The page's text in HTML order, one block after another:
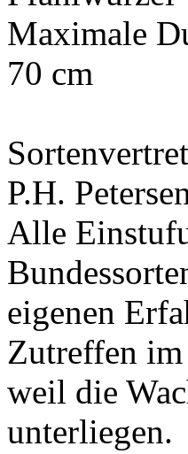
Maximale
70 cm
P.H.
Alle
eigenen
Zutreffen
weil die
unterliegen.